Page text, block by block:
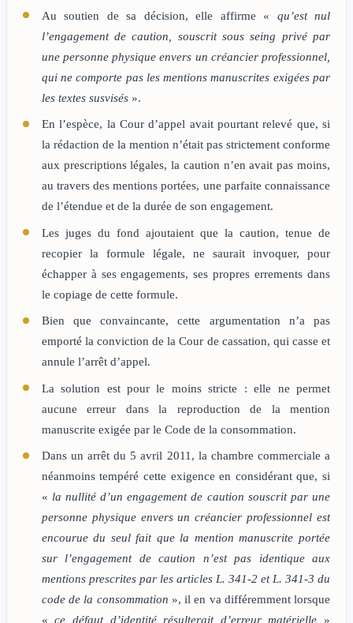
Au soutien de sa décision, elle affirme « qu’est nul
l’engagement de caution, souscrit sous seing privé par
une personne physique envers un créancier professionnel,
qui ne comporte pas les mentions manuscrites exigées par
les textes susvisés».
En l’espèce, la Cour d’appel avait pourtant relevé que, si
la rédaction de la mention n’était pas strictement conforme
aux prescriptions légales, la caution n’en avait pas moins,
au travers des mentions portées, une parfaite connaissance
de l’étendue et de la durée de son engagement.
Les juges du fond ajoutaient que la caution, tenue de
recopier la formule légale, ne saurait invoquer, pour
échapper à ses engagements, ses propres errements dans
le copiage de cette formule.
Bien que convaincante, cette argumentation n’a pas
emporté la conviction de la Cour de cassation, qui casse et
annule l’arrêt d’appel.
La solution est pour le moins stricte : elle ne permet
aucune erreur dans la reproduction de la mention
manuscrite exigée par le Code de la consommation.
Dans un arrêt du 5 avril 2011, la chambre commerciale a
néanmoins tempéré cette exigence en considérant que, si
« la nullité d’un engagement de caution souscrit par une
personne physique envers un créancier professionnel est
encourue du seul fait que la mention manuscrite portée
sur l’engagement de caution n’est pas identique aux
mentions prescrites par les articles L. 341-2 et L. 341-3 du
code de la consommation », il en va différemment lorsque
«ce défaut d’identité résulterait d’erreur matérielle »